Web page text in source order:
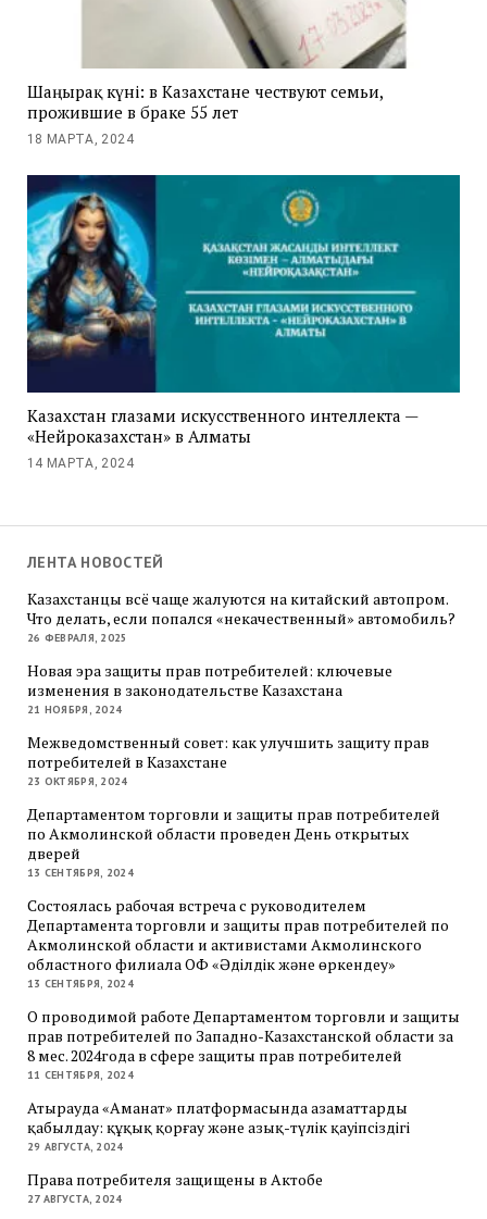
Шаңырақ күні: в Казахстане чествуют семьи,
прожившие в браке 55 лет
18 МАРТА, 2024
Казахстан глазами искусственного интеллекта —
«Нейроказахстан» в Алматы
14 МАРТА, 2024
ЛЕНТА НОВОСТЕЙ
Казахстанцы всё чаще жалуются на китайский автопром.
Что делать, если попался «некачественный» автомобиль?
26 ФЕВРАЛЯ, 2025
Новая эра защиты прав потребителей: ключевые
изменения в законодательстве Казахстана
21 НОЯБРЯ, 2024
Межведомственный совет: как улучшить защиту прав
потребителей в Казахстане
23 ОКТЯБРЯ, 2024
Департаментом торговли и защиты прав потребителей
по Акмолинской области проведен День открытых
дверей
13 СЕНТЯБРЯ, 2024
Состоялась рабочая встреча с руководителем
Департамента торговли и защиты прав потребителей по
Акмолинской области и активистами Акмолинского
областного филиала ОФ «Әділдік және өркендеу»
13 СЕНТЯБРЯ, 2024
О проводимой работе Департаментом торговли и защиты
прав потребителей по Западно-Казахстанской области за
8 мес. 2024года в сфере защиты прав потребителей
11 СЕНТЯБРЯ, 2024
Атырауда «Аманат» платформасында азаматтарды
қабылдау: құқық қорғау және азық-түлік қауіпсіздігі
29 АВГУСТА, 2024
Права потребителя защищены в Актобе
27 АВГУСТА, 2024